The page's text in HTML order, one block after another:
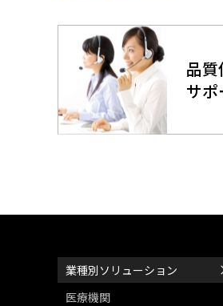
品
サ
業種別ソリューション
医療機関